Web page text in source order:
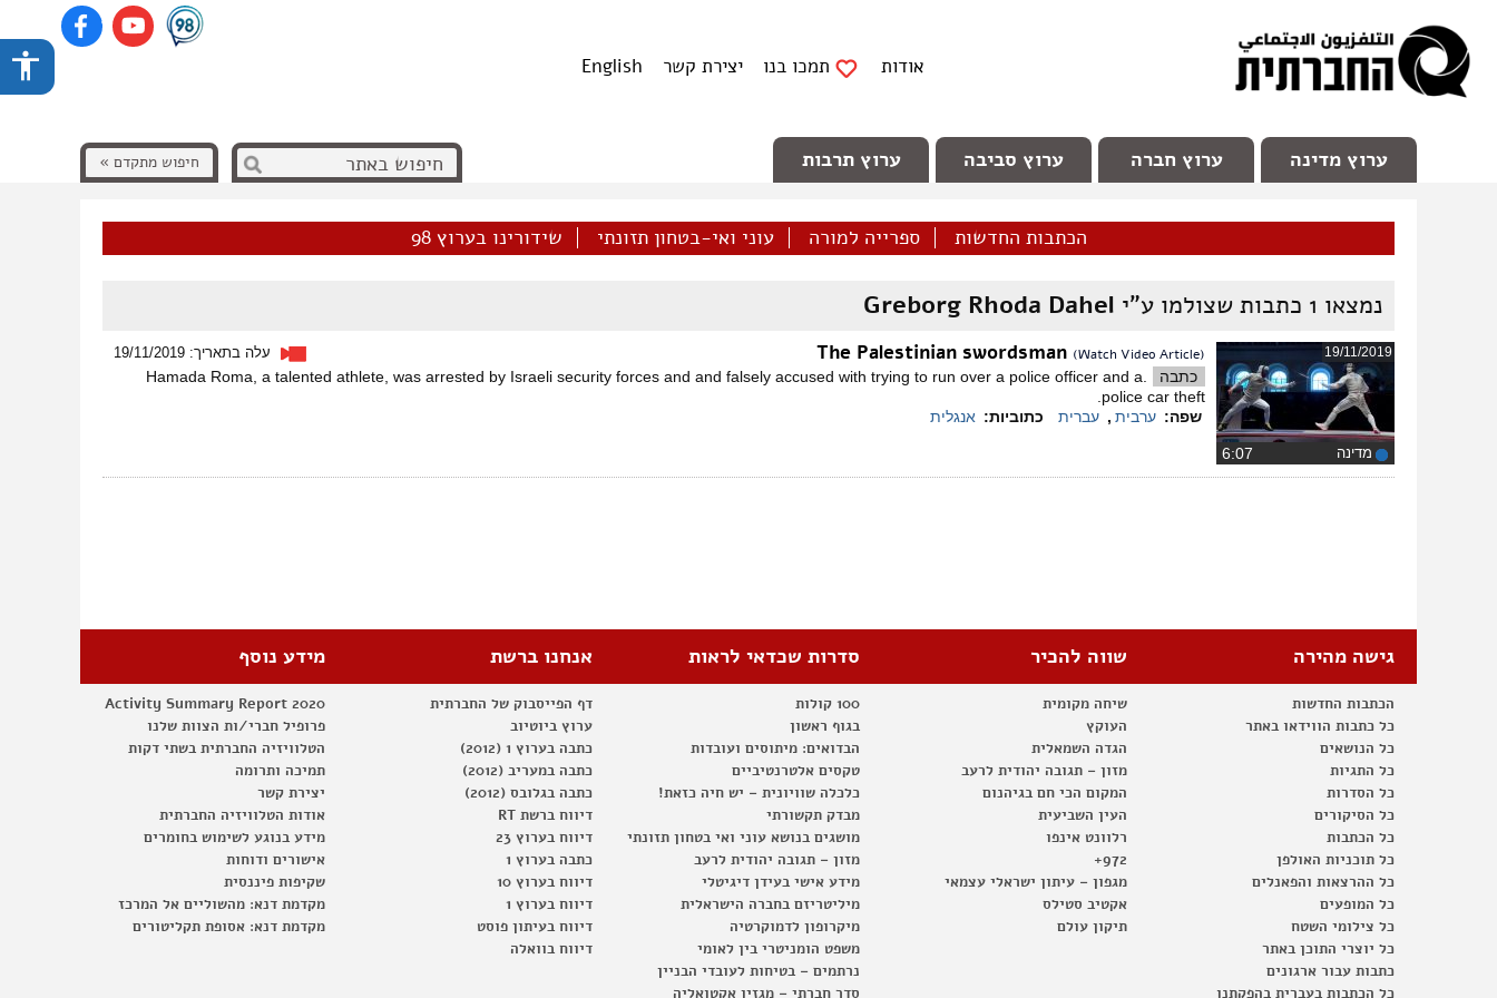
אודות תמכו בנו יצירת קשר English
ערוץ מדינה ערוץ חברה ערוץ סביבה ערוץ תרבות חיפוש מתקדם »
הכתבות החדשות ספרייה למורה עוני ואי-בטחון תזונתי שידורינו בערוץ 98
נמצאו 1 כתבות שצולמו ע"י Greborg Rhoda Dahel
19/11/2019
מדינה
The Palestinian swordsman (Watch Video Article) עלה בתאריך: 19/11/2019
כתבה
.Hamada Roma, a talented athlete, was arrested by Israeli security forces and and falsely accused with trying to run over a police officer and a
police car theft.
שפה: ערבית , עברית כתוביות: אנגלית
גישה מהירה
הכתבות החדשות
כל כתבות הווידאו באתר
כל הנושאים
כל התגיות
כל הסדרות
כל הסיקורים
כל הכתבות
כל תוכניות האולפן
כל ההרצאות והפאנלים
כל המופעים
כל צילומי השטח
כל יוצרי התוכן באתר
כתבות עבור ארגונים
כל הכתבות בעברית בהפקתנו
שווה להכיר
שיחה מקומית
העוקץ
הגדה השמאלית
מזון – תגובה יהודית לרעב
המקום הכי חם בגיהנום
העין השביעית
רלוונט אינפו
972+
מגפון – עיתון ישראלי עצמאי
אקטיב סטילס
תיקון עולם
סדרות שכדאי לראות
100 קולות
בגוף ראשון
הבדואים: מיתוסים ועובדות
טקסים אלטרנטיביים
כלכלה שוויונית – יש חיה כזאת!
מבדק תקשורתי
מושגים בנושא עוני ואי בטחון תזונתי
מזון – תגובה יהודית לרעב
מידע אישי בעידן דיגיטלי
מיליטריזם בחברה הישראלית
מיקרופון לדמוקרטיה
משפט הומניטרי בין לאומי
נרתמים – בטיחות לעובדי הבניין
סדר חברתי – מגזין אקטואליה
אנחנו ברשת
דף הפייסבוק של החברתית
ערוץ ביוטיוב
כתבה בערוץ 1 (2012)
כתבה במעריב (2012)
כתבה בגלובס (2012)
דיווח ברשת RT
דיווח בערוץ 23
כתבה בערוץ 1
דיווח בערוץ 10
דיווח בערוץ 1
דיווח בעיתון פוסט
דיווח בוואלה
מידע נוסף
Activity Summary Report 2020
פרופיל חברי/ות הצוות שלנו
הטלוויזיה החברתית בשתי דקות
תמיכה ותרומה
יצירת קשר
אודות הטלוויזיה החברתית
מידע בנוגע לשימוש בחומרים
אישורים ודוחות
שקיפות פיננסית
מקדמת דנא: מהשוליים אל המרכז
מקדמת דנא: אסופת תקליטורים